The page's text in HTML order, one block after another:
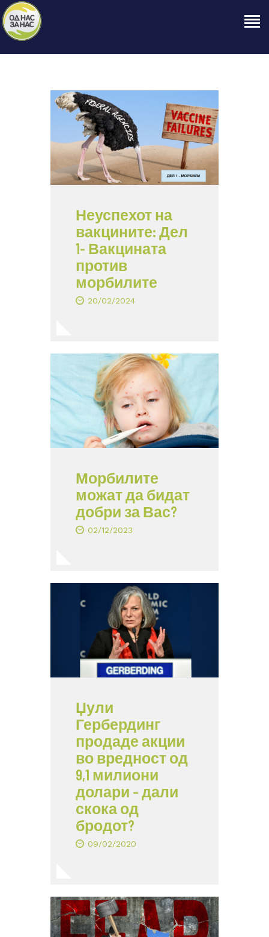
ЗА НАС
НАШЕ ПРАВО
ОБЈАВИ
ПРОЕКТИ
КОНТАКТ
Неуспехот на
вакцините: Дел
1- Вакцината
против
морбилите
20/02/2024
Морбилите
можат да бидат
добри за Вас?
02/12/2023
Џули
Гербердинг
продаде акции
во вредност од
9,1 милиони
долари – дали
скока од
бродот?
09/02/2020